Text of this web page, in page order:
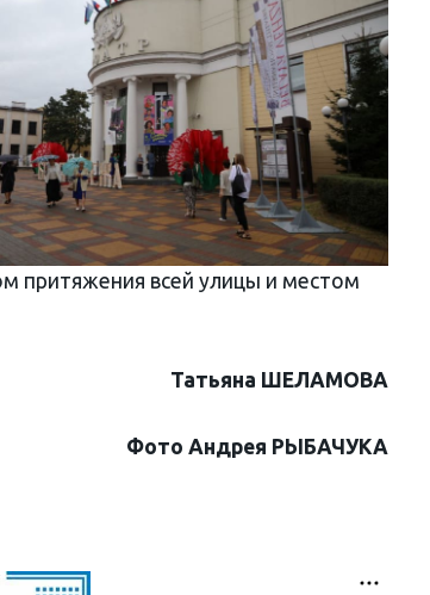
притяжения всей улицы и местом
Татьяна ШЕЛАМОВА
Фото Андрея РЫБАЧУКА